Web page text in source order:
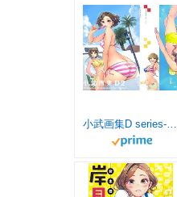
小武画集D series-2 (小武総本家)